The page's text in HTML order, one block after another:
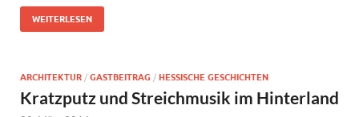
WEITERLESEN
ARCHITEKTUR / GASTBEITRAG / HESSISCHE GESCHICHTEN
Kratzputz und Streichmusik im Hinterland